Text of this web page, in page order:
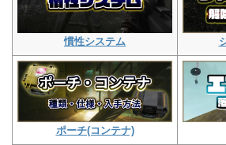
慣性システム
ポーチ(コンテナ)